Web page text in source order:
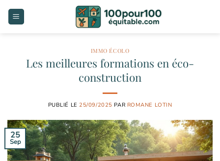
IMMO ÉCOLO
Les meilleures formations en éco-
construction
PUBLIÉ LE 25/09/2025 PAR ROMANE LOTIN
25
Sep